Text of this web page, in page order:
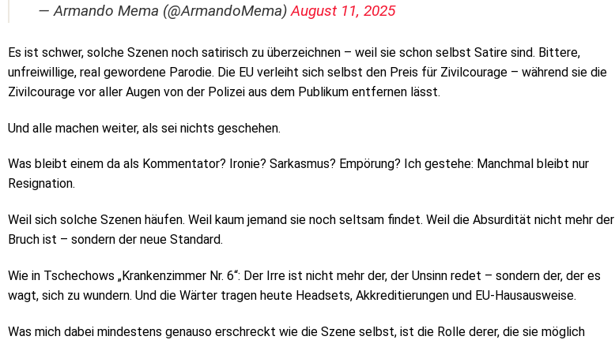
— Armando Mema (@ArmandoMema)August 11, 2025
Es ist schwer, solche Szenen noch satirisch zu überzeichnen – weil sie schon selbst Satire sind. Bittere,
unfreiwillige, real gewordene Parodie. Die EU verleiht sich selbst den Preis für Zivilcourage – während sie die
Zivilcourage vor aller Augen von der Polizei aus dem Publikum entfernen lässt.
Und alle machen weiter, als sei nichts geschehen.
Was bleibt einem da als Kommentator? Ironie? Sarkasmus? Empörung? Ich gestehe: Manchmal bleibt nur
Resignation.
Weil sich solche Szenen häufen. Weil kaum jemand sie noch seltsam findet. Weil die Absurdität nicht mehr der
Bruch ist – sondern der neue Standard.
Wie in Tschechows „Krankenzimmer Nr. 6“: Der Irre ist nicht mehr der, der Unsinn redet – sondern der, der es
wagt, sich zu wundern. Und die Wärter tragen heute Headsets, Akkreditierungen und EU-Hausausweise.
Was mich dabei mindestens genauso erschreckt wie die Szene selbst, ist die Rolle derer, die sie möglich